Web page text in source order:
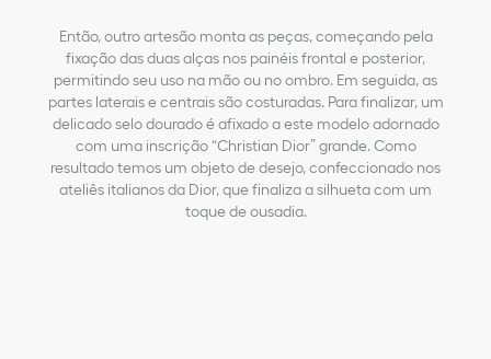
Então, outro artesão monta as peças, começando pela
fixação das duas alças nos painéis frontal e posterior,
permitindo seu uso na mão ou no ombro. Em seguida, as
partes laterais e centrais são costuradas. Para finalizar, um
delicado selo dourado é afixado a este modelo adornado
com uma inscrição “Christian Dior” grande. Como
resultado temos um objeto de desejo, confeccionado nos
ateliês italianos da Dior, que finaliza a silhueta com um
toque de ousadia.